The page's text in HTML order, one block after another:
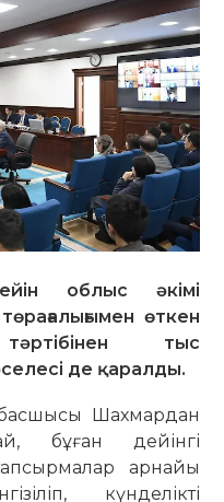
облыс әкімі
өткен
тыс
де қаралды.
Шахмардан
бұған дейінгі
арнайы
күнделікті